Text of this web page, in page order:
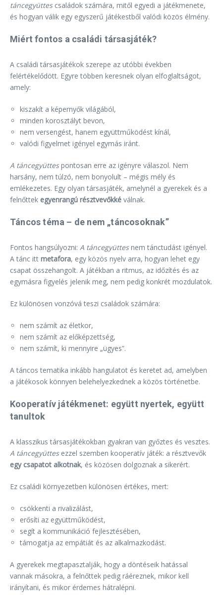
táncegyüttescsaládok számára, mitől egyedi a játékmenete,
és hogyan válik egy egyszerű játékestből valódi közös élmény.
Miért fontos a családi társasjáték?
A családi társasjátékok szerepe az utóbbi években
felértékelődött. Egyre többen keresnek olyan elfoglaltságot,
amely:
kiszakít a képernyők világából,
minden korosztályt bevon,
nem versengést, hanem együttműködést kínál,
valódi figyelmet igényel egymás iránt.
A táncegyüttespontosan erre az igényre válaszol. Nem
harsány, nem túlzó, nem bonyolult – mégis mély és
emlékezetes. Egy olyan társasjáték, amelynél a gyerekek és a
felnőttek egyenrangú résztvevőkké válnak.
Táncos téma – de nem „táncosoknak”
Fontos hangsúlyozni: A táncegyüttesnem tánctudást igényel.
A tánc itt metafora, egy közös nyelv arra, hogyan lehet egy
csapat összehangolt. A játékban a ritmus, az időzítés és az
egymásra figyelés jelenik meg, nem pedig konkrét mozdulatok.
Ez különösen vonzóvá teszi családok számára:
nem számít az életkor,
nem számít az előképzettség,
nem számít, ki mennyire „ügyes”.
A táncos tematika inkább hangulatot és keretet ad, amelyben
a játékosok könnyen belehelyezkednek a közös történetbe.
Kooperatív játékmenet: együtt nyertek, együtt
tanultok
A klasszikus társasjátékokban gyakran van győztes és vesztes.
A táncegyüttesezzel szemben kooperatív játék: a résztvevők
egy csapatot alkotnak, és közösen dolgoznak a sikerért.
Ez családi környezetben különösen értékes, mert:
csökkenti a rivalizálást,
erősíti az együttműködést,
segít a kommunikáció fejlesztésében,
támogatja az empátiát és az alkalmazkodást.
A gyerekek megtapasztalják, hogy a döntéseik hatással
vannak másokra, a felnőttek pedig ráéreznek, mikor kell
irányítani, és mikor érdemes hátralépni.